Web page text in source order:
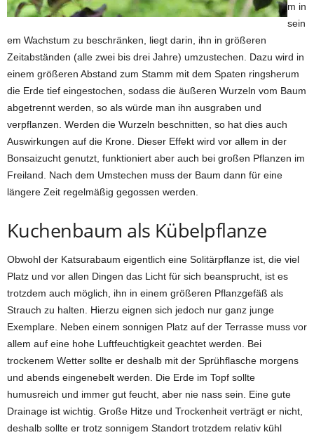
m in
sein
em Wachstum zu beschränken, liegt darin, ihn in größeren
Zeitabständen (alle zwei bis drei Jahre) umzustechen. Dazu wird in
einem größeren Abstand zum Stamm mit dem Spaten ringsherum
die Erde tief eingestochen, sodass die äußeren Wurzeln vom Baum
abgetrennt werden, so als würde man ihn ausgraben und
verpflanzen. Werden die Wurzeln beschnitten, so hat dies auch
Auswirkungen auf die Krone. Dieser Effekt wird vor allem in der
Bonsaizucht genutzt, funktioniert aber auch bei großen Pflanzen im
Freiland. Nach dem Umstechen muss der Baum dann für eine
längere Zeit regelmäßig gegossen werden.
Kuchenbaum als Kübelpflanze
Obwohl der Katsurabaum eigentlich eine Solitärpflanze ist, die viel
Platz und vor allen Dingen das Licht für sich beansprucht, ist es
trotzdem auch möglich, ihn in einem größeren Pflanzgefäß als
Strauch zu halten. Hierzu eignen sich jedoch nur ganz junge
Exemplare. Neben einem sonnigen Platz auf der Terrasse muss vor
allem auf eine hohe Luftfeuchtigkeit geachtet werden. Bei
trockenem Wetter sollte er deshalb mit der Sprühflasche morgens
und abends eingenebelt werden. Die Erde im Topf sollte
humusreich und immer gut feucht, aber nie nass sein. Eine gute
Drainage ist wichtig. Große Hitze und Trockenheit verträgt er nicht,
deshalb sollte er trotz sonnigem Standort trotzdem relativ kühl